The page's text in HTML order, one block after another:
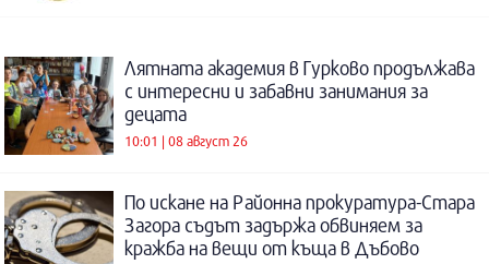
Лятната академия в Гурково продължава
с интересни и забавни занимания за
децата
10:01 | 08 август 26
По искане на Районна прокуратура-Стара
Загора съдът задържа обвиняем за
кражба на вещи от къща в Дъбово